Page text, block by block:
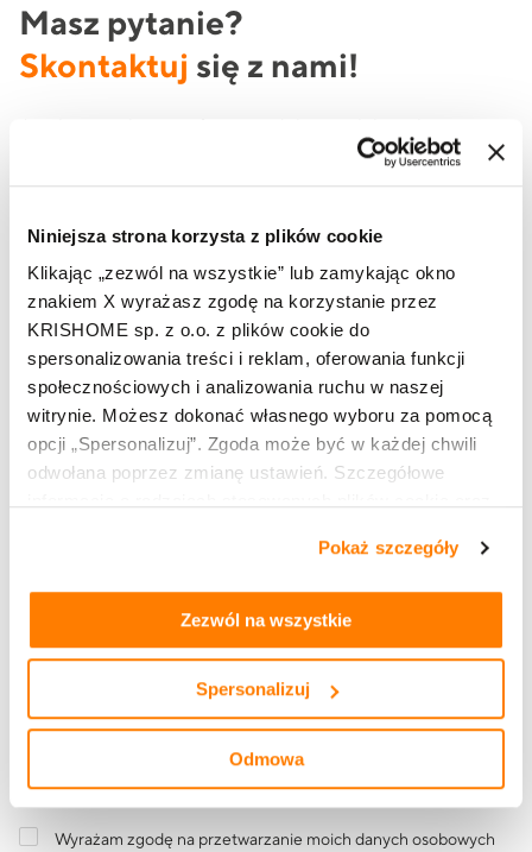
Niniejsza strona korzysta z plików cookie
Klikając „zezwól na wszystkie” lub zamykając okno
znakiem X wyrażasz zgodę na korzystanie przez
KRISHOME sp. z o.o. z plików cookie do
spersonalizowania treści i reklam, oferowania funkcji
społecznościowych i analizowania ruchu w naszej
witrynie. Możesz dokonać własnego wyboru za pomocą
opcji „Spersonalizuj”. Zgoda może być w każdej chwili
odwołana poprzez zmianę ustawień. Szczegółowe
tym, jak korzystasz z naszej witryny, znajdziesz w
prywatności i cookies.
Pokaż szczegóły
Zezwól na wszystkie
Spersonalizuj
Odmowa
Masz pytanie?
Skontaktuj się z nami!
informacji na temat produktów marki KRISHOME, to
skorzystaj z formularza lub zadzwoń do nas już teraz.
Imię i nazwisko
Telefon
Adres e-mail
Wyrażam zgodę na przetwarzanie moich danych osobowych